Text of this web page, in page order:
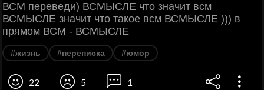
ВСМ переведи) ВСМЫСЛЕ что значит всм
ВСМЫСЛЕ значит что такое всм ВСМЫСЛЕ ))) в
прямом ВСМ - ВСМЫСЛЕ
#жизнь #переписка #юмор
22 5 1